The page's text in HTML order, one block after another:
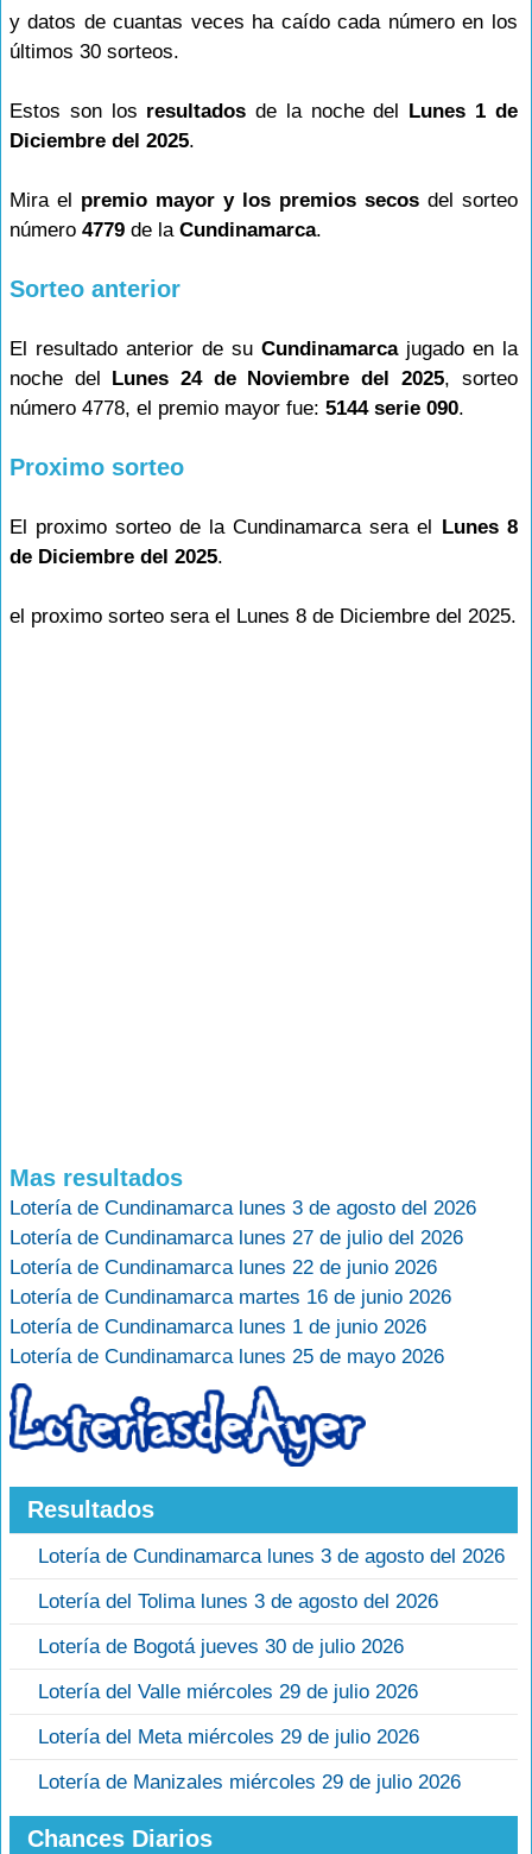
y datos de cuantas veces ha caído cada número en los
últimos 30 sorteos.
Estos son los resultados de la noche del Lunes 1 de
Diciembre del 2025.
Mira el premio mayor y los premios secosdel sorteo
número 4779 de la Cundinamarca.
Sorteo anterior
El resultado anterior de su Cundinamarcajugado en la
noche del Lunes 24 de Noviembre del 2025, sorteo
número 4778, el premio mayor fue: 5144 serie 090.
Proximo sorteo
El proximo sorteo de la Cundinamarca sera el Lunes 8
de Diciembre del 2025.
el proximo sorteo sera el Lunes 8 de Diciembre del 2025.
Mas resultados
Lotería de Cundinamarca lunes 3 de agosto del 2026
Lotería de Cundinamarca lunes 27 de julio del 2026
Lotería de Cundinamarca lunes 22 de junio 2026
Lotería de Cundinamarca martes 16 de junio 2026
Lotería de Cundinamarca lunes 1 de junio 2026
Lotería de Cundinamarca lunes 25 de mayo 2026
Resultados
Lotería de Cundinamarca lunes 3 de agosto del 2026
Lotería del Tolima lunes 3 de agosto del 2026
Lotería de Bogotá jueves 30 de julio 2026
Lotería del Valle miércoles 29 de julio 2026
Lotería del Meta miércoles 29 de julio 2026
Lotería de Manizales miércoles 29 de julio 2026
Chances Diarios